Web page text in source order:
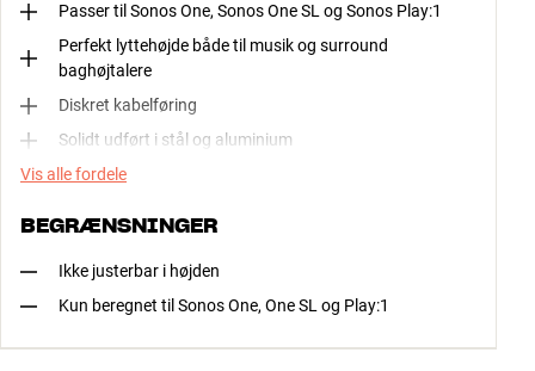
Passer til Sonos One, Sonos One SL og Sonos Play:1
Perfekt lyttehøjde både til musik og surround
baghøjtalere
Diskret kabelføring
Solidt udført i stål og aluminium
Vis alle fordele
BEGRÆNSNINGER
Ikke justerbar i højden
Kun beregnet til Sonos One, One SL og Play:1